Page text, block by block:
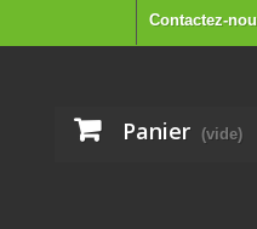
Contactez-
Panier (vide)